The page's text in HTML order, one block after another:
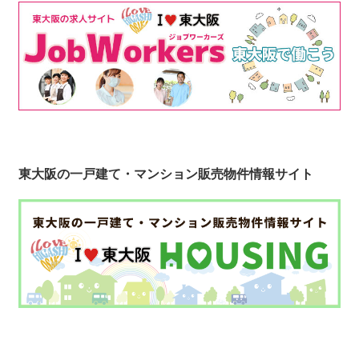
東大阪の一戸建て・マンション販売物件情報サイト